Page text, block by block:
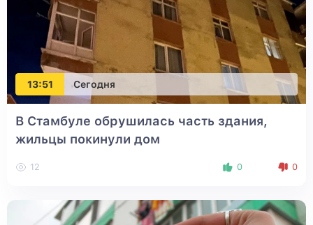
13:51 Сегодня
В Стамбуле обрушилась часть здания,
жильцы покинули дом
12 0 0